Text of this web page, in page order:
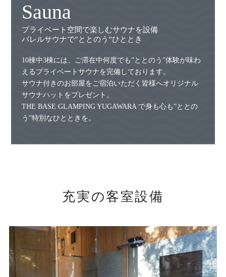
Sauna
プライベート空間で楽しむサウナを設備
バレルサウナで”ととのう”ひととき
10棟中3棟には、ご滞在中何度でも”ととのう”体験が味わ
えるプライベートサウナを完備しております。
サウナ付きのお部屋をご宿泊いただく皆様へオリジナル
サウナハットをプレゼント。
THE BASE GLAMPING YUGAWARA で身も心も”ととの
う”特別なひとときを。
充実の客室設備